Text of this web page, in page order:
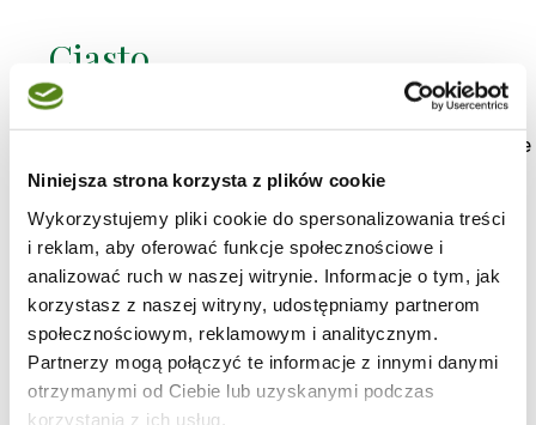
Niniejsza strona korzysta z plików cookie
Wykorzystujemy pliki cookie do spersonalizowania treści
i reklam, aby oferować funkcje społecznościowe i
analizować ruch w naszej witrynie. Informacje o tym, jak
korzystasz z naszej witryny, udostępniamy partnerom
społecznościowym, reklamowym i analitycznym.
Partnerzy mogą połączyć te informacje z innymi danymi
otrzymanymi od Ciebie lub uzyskanymi podczas
korzystania z ich usług.
Ciasto
, że ciasto jest dużo delikatniejsze i bardziej puszyste
niż murzynkowe . Moje "poduchy" nie wyszły tak
zgrabnie jak u Caritki - u mnie bardziej przypominają
wysepki w morzu sera niż poduszki - ale w smaku są
doskonałe . Wypiek zdecydowanie do powtórzenia :-)
Ciasta i torty|
Jajka|
Mąka |
Ser|
ponad 1h
Czekoladowo mi...